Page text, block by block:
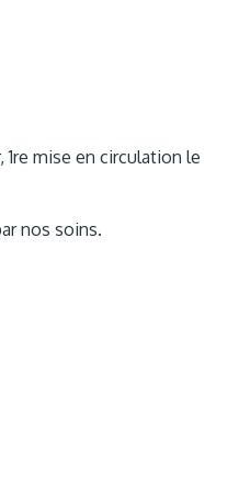
1re mise en circulation le
nos soins.